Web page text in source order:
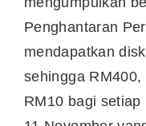
Penghantaran
mendapatkan
sehingga
RM10 bagi